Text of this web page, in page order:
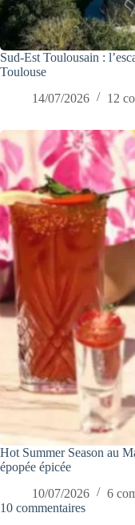
Sud-Est Toulousain :
Toulouse
14/07/2026
12
Hot Summer Season au
épopée épicée
10/07/2026
6
10 commentaires